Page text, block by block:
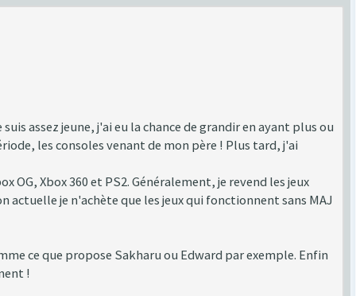
assez jeune, j'ai eu la chance de grandir en ayant plus ou
les consoles venant de mon père ! Plus tard, j'ai
Xbox 360 et PS2. Généralement, je revend les jeux
je n'achète que les jeux qui fonctionnent sans MAJ
ce que propose Sakharu ou Edward par exemple. Enfin
!